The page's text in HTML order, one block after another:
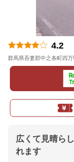
4.2
群馬県吾妻郡中之条町四万
広くて見晴ら
れます